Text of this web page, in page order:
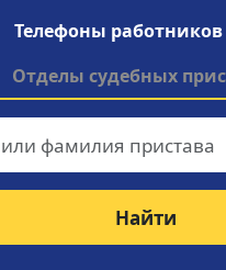
Телефоны
Отделы судебных
Найти